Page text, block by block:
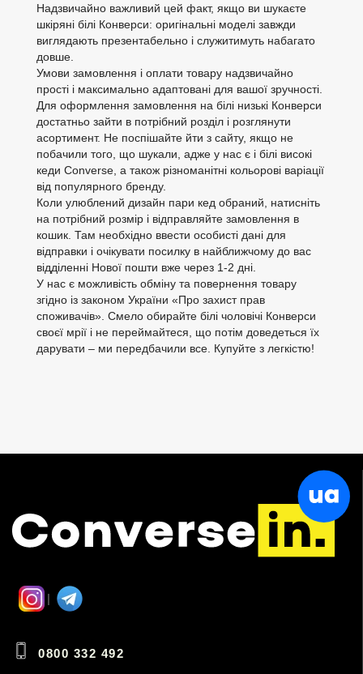
Надзвичайно важливий цей факт, якщо ви шукаєте
шкіряні білі Конверси: оригінальні моделі завжди
виглядають презентабельно і служитимуть набагато
довше.
Умови замовлення і оплати товару надзвичайно
прості і максимально адаптовані для вашої зручності.
Для оформлення замовлення на білі низькі Конверси
достатньо зайти в потрібний розділ і розглянути
асортимент. Не поспішайте йти з сайту, якщо не
побачили того, що шукали, адже у нас є і білі високі
кеди Converse, а також різноманітні кольорові варіації
від популярного бренду.
Коли улюблений дизайн пари кед обраний, натисніть
на потрібний розмір і відправляйте замовлення в
кошик. Там необхідно ввести особисті дані для
відправки і очікувати посилку в найближчому до вас
відділенні Нової пошти вже через 1-2 дні.
У нас є можливість обміну та повернення товару
згідно із законом України «Про захист прав
споживачів». Смело обирайте білі чоловічі Конверси
своєї мрії і не переймайтеся, що потім доведеться їх
дарувати – ми передбачили все. Купуйте з легкістю!
0800 332 492